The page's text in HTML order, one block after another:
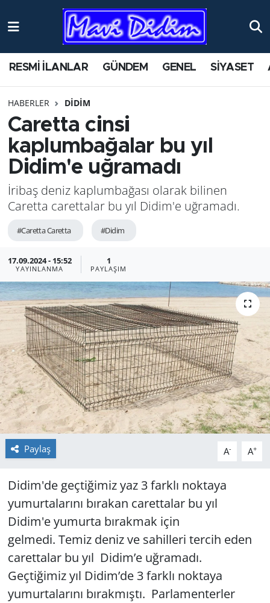
RESMİ İLANLAR GÜNDEM GENEL SİYASET
HABERLER DİDİM
Caretta cinsi
kaplumbağalar bu yıl
Didim'e uğramadı
İribaş deniz kaplumbağası olarak bilinen
Caretta carettalar bu yıl Didim'e uğramadı.
#Caretta Caretta #Didim
17.09.2024 - 15:52
YAYINLANMA
1
PAYLAŞIM
Paylaş A- A+
Didim'de geçtiğimiz yaz 3 farklı noktaya
yumurtalarını bırakan carettalar bu yıl
Didim'e yumurta bırakmak için
gelmedi. Temiz deniz ve sahilleri tercih eden
carettalar bu yıl Didim’e uğramadı.
Geçtiğimiz yıl Didim’de 3 farklı noktaya
yumurtalarını bırakmıştı. Parlamenterler
ANTİK YERLER
AYDIN
BİLİM VE TEKNOLOJİ
ÇEVRE
EĞİTİM
EKONOMİ
GENEL
GÜNDEM
HABERDE İNSAN
KÜLTÜR SANAT
MAGAZİN
POLİTİKA
RESMİ İLANLAR
SİYASET
SPOR
Yerel
Nöbetçi Eczaneler
Namaz Vakitleri
Trafik Durumu
Süper Lig Puan Durumu ve Fikstür
Tüm Manşetler
Son Dakika Haberleri
Haber Arşivi